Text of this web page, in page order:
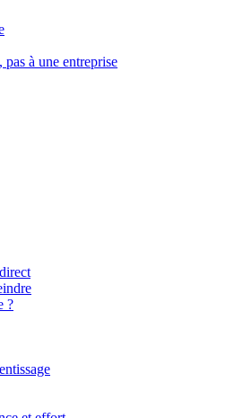
à une entreprise
?